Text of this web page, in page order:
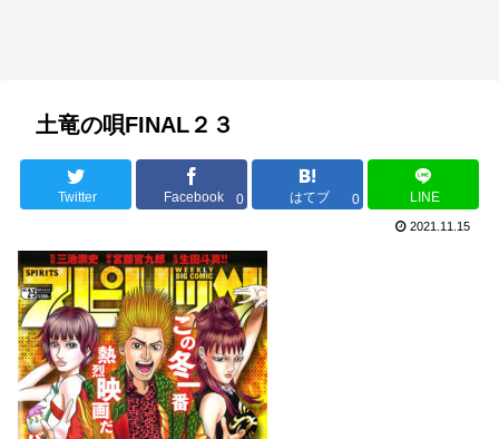
土竜の唄FINAL２３
Twitter Facebook 0 はてブ 0 LINE
2021.11.15